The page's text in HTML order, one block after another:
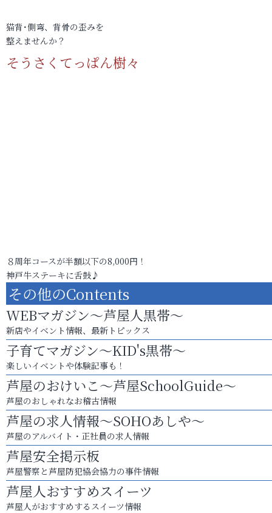
猫背･側弯、背骨の歪みを
整えませんか？
そうさくてっぱん樹々
８周年コースが半額以下の8,000円！
神戸牛ステーキに舌鼓♪
その他のContents
WEBマガジン～芦屋人黒帯～
新店やイベント情報、最新トピックス
子育てマガジン～KID's黒帯～
楽しいイベントや体験記事も！
芦屋のおけいこ～芦屋SchoolGuide～
芦屋のおしゃれなお稽古情報
芦屋の求人情報～SOHOあしや～
芦屋のアルバイト・正社員の求人情報
芦屋安全掲示板
芦屋警察と芦屋防犯協会協力の事件情報
芦屋人おすすめスイーツ
芦屋人がおすすめするスイーツ情報